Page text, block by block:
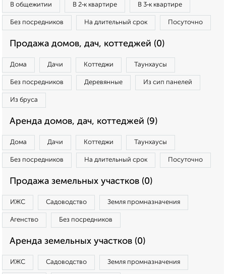
В общежитии В 2‑к квартире В 3‑к квартире
Без посредников На длительный срок Посуточно
Продажа домов, дач, коттеджей (0)
Дома Дачи Коттеджи Таунхаусы
Без посредников Деревянные Из сип панелей
Из бруса
Аренда домов, дач, коттеджей (9)
Дома Дачи Коттеджи Таунхаусы
Без посредников На длительный срок Посуточно
Продажа земельных участков (0)
ИЖС Садоводство Земля промназначения
Агенство Без посредников
Аренда земельных участков (0)
ИЖС Садоводство Земля промназначения